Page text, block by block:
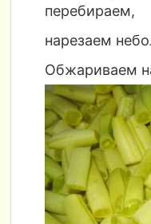
перебираем,
нарезаем
Обжариваем